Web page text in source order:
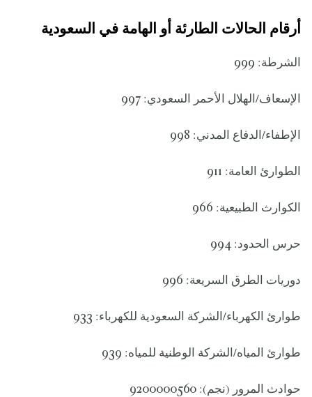
أرقام الحالات الطارئة أو الهامة في السعودية
الشرطة: 999
الإسعاف/الهلال الأحمر السعودي: 997
الإطفاء/الدفاع المدني: 998
الطوارئ العامة: 911
الكوارث الطبيعية: 966
حرس الحدود: 994
دوريات الطرق السريعة: 996
طوارئ الكهرباء/الشركة السعودية للكهرباء: 933
طوارئ المياه/الشركة الوطنية للمياه: 939
حوادث المرور (نجم): 9200000560